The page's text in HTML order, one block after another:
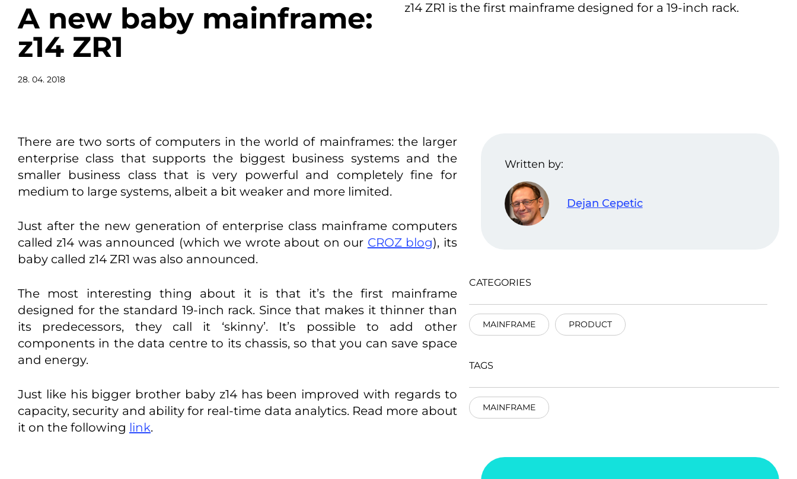
A new baby mainframe:
z14 ZR1
28. 04. 2018
z14 ZR1 is the first mainframe designed for a 19-inch rack.
There are two sorts of computers in the world of mainframes: the larger
enterprise class that supports the biggest business systems and the
smaller business class that is very powerful and completely fine for
medium to large systems, albeit a bit weaker and more limited.
Just after the new generation of enterprise class mainframe computers
called z14 was announced (which we wrote about on our CROZ blog), its
baby called z14 ZR1 was also announced.
The most interesting thing about it is that it’s the first mainframe
designed for the standard 19-inch rack. Since that makes it thinner than
its predecessors, they call it ‘skinny’. It’s possible to add other
components in the data centre to its chassis, so that you can save space
and energy.
Just like his bigger brother baby z14 has been improved with regards to
capacity, security and ability for real-time data analytics. Read more about
it on the following link.
Written by:
Dejan Cepetic
CATEGORIES
MAINFRAME PRODUCT
TAGS
MAINFRAME